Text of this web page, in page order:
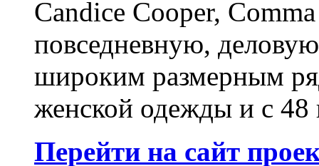
Candice Cooper,
повседневную,
широким размерным
женской одежды и с
Перейти на сайт